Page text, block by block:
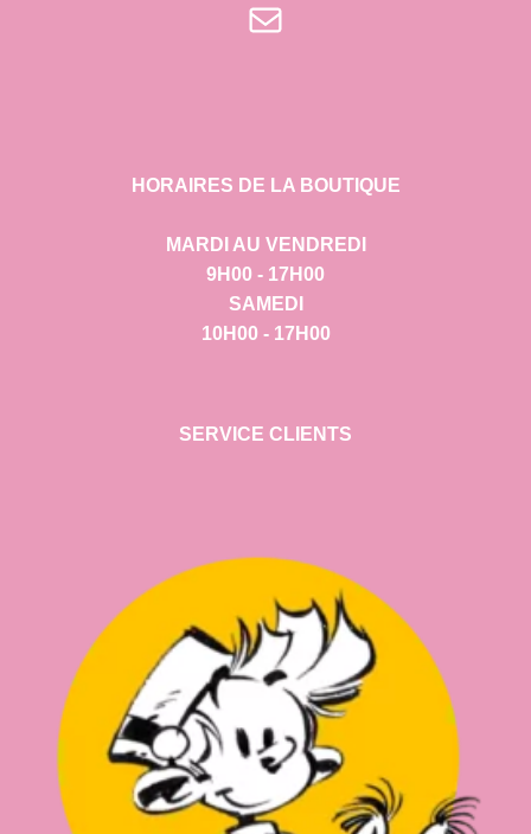
E-mail
HORAIRES DE LA BOUTIQUE
MARDI AU VENDREDI
9H00 - 17H00
SAMEDI
10H00 - 17H00
SERVICE CLIENTS